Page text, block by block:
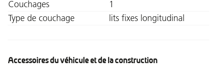
Couchages
1
Type de couchage
lits fixes longitudinal
Accessoires du véhicule et de la construction